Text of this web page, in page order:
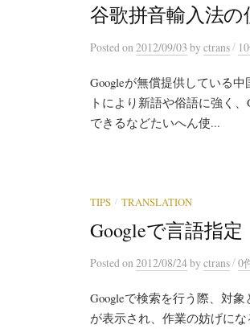
谷歌拼音輸入法の
Postedon 2012/09/03 by ctrans/
Googleが無償提供している
トにより新語や俗語に強く
できるなどたいへん使...
TIPS / TRANSLATION
Googleで言語指定
Postedon 2012/08/24by ctrans/0
Googleで検索を行う際、対
が表示され、作業の妨げに